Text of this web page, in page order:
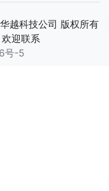
越科技公司 版权所有
欢迎联系
号-5